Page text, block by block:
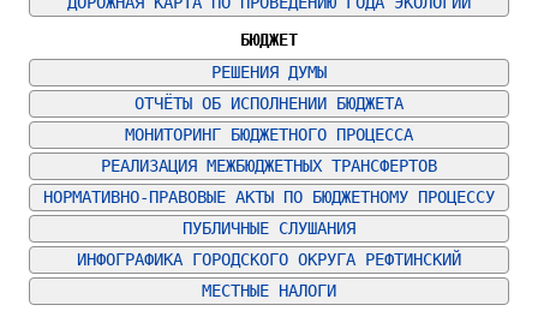
БЮДЖЕТ
РЕШЕНИЯ ДУМЫ
ОТЧЁТЫ ОБ ИСПОЛНЕНИИ БЮДЖЕТА
МОНИТОРИНГ БЮДЖЕТНОГО ПРОЦЕССА
РЕАЛИЗАЦИЯ МЕЖБЮДЖЕТНЫХ ТРАНСФЕРТОВ
НОРМАТИВНО-ПРАВОВЫЕ АКТЫ ПО БЮДЖЕТНОМУ ПРОЦЕССУ
ПУБЛИЧНЫЕ СЛУШАНИЯ
ИНФОГРАФИКА ГОРОДСКОГО ОКРУГА РЕФТИНСКИЙ
МЕСТНЫЕ НАЛОГИ